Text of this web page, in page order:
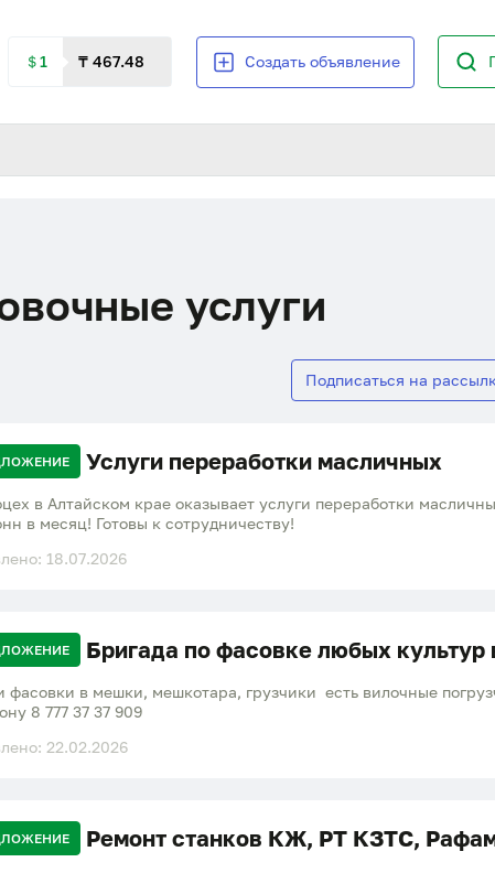
＄1 ₸ 467.48 Создать объявление
услуги
Подписаться на
Услуги переработки масличных
в Алтайском крае оказывает услуги переработки
в месяц! Готовы к сотрудничеству!
18.07.2026
Бригада по фасовке любых
фасовки в мешки, мешкотара, грузчики есть вилочные
8 777 37 37 909
22.02.2026
Ремонт станков КЖ, РТ КЗТС,